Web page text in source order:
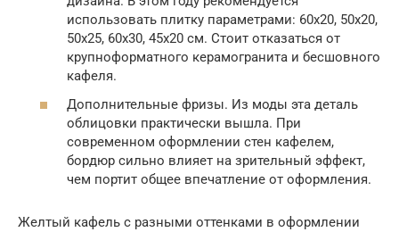
использовать плитку параметрами: 60х20, 50х20,
50х25, 60х30, 45х20 см. Стоит отказаться от
крупноформатного керамогранита и бесшовного
кафеля.
Дополнительные фризы. Из моды эта деталь
облицовки практически вышла. При
современном оформлении стен кафелем,
бордюр сильно влияет на зрительный эффект,
чем портит общее впечатление от оформления.
Желтый кафель с разными оттенками в оформлении